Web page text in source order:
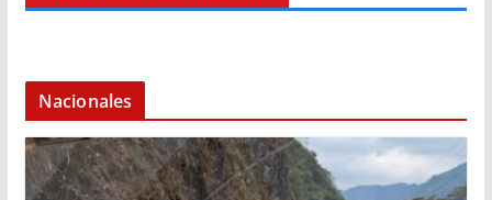
Nacionales